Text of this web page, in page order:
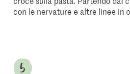
con le nervature e altre linee in